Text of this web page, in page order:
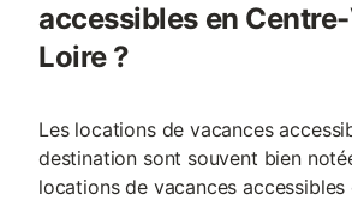
accessibles en
Loire ?
Les locations de vacances
destination sont souvent bien
locations de vacances accessibles